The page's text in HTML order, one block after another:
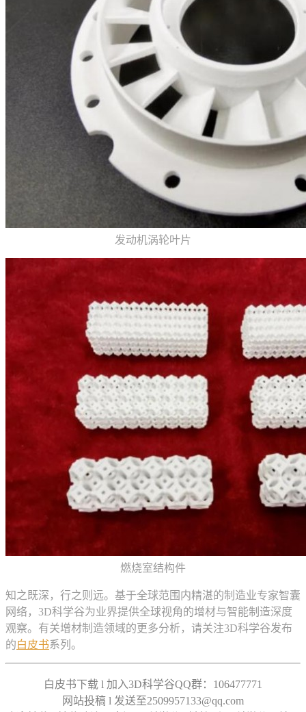
发动机涡轮叶片
燃烧室结构件
知之既深，行之则远。基于全球范围内精湛的制造业专家智囊
网络，3D科学谷为业界提供全球视角的增材与智能制造深度
观察。有关增材制造领域的更多分析，请关注3D科学谷发布
的白皮书系列。
白皮书下载 l 加入3D科学谷QQ群：106477771
网站投稿 l 发送至2509957133@qq.com